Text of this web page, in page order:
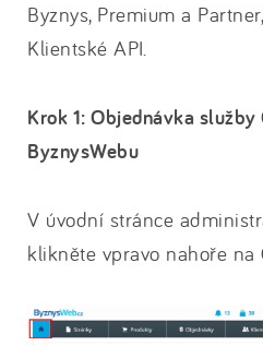
Byznys, Premium a
Klientské API.
Krok 1: Objednávka
ByznysWebu
V úvodní stránce
klikněte vpravo nahoře na